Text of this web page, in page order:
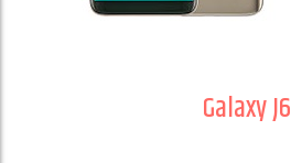
Galaxy J6